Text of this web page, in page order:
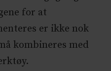
for at
er ikke nok
kombineres med